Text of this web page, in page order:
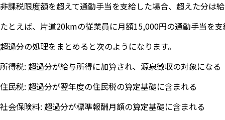
非課税限度額を超えて通勤手当を支給した場合、超えた分は
たとえば、片道20kmの従業員に月額15,000円の通勤手当を
超過分の処理をまとめると次のようになります。
所得税: 超過分が給与所得に加算され、源泉徴収の対象になる
住民税: 超過分が翌年度の住民税の算定基礎に含まれる
社会保険料: 超過分が標準報酬月額の算定基礎に含まれる